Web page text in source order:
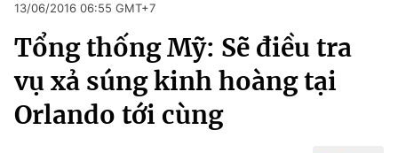
Chuyên mục
Chính trị
Xã hội
Pháp luật
Kinh tế
Thể thao
Truyền hình
Văn hóa - Giải trí
13/06/2016 06:55 GMT+7
Tổng thống Mỹ: Sẽ điều tra
vụ xả súng kinh hoàng tại
Orlando tới cùng